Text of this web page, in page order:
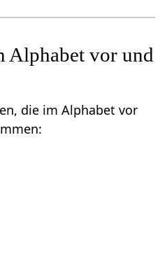
Alphabet vor und
die im Alphabet vor